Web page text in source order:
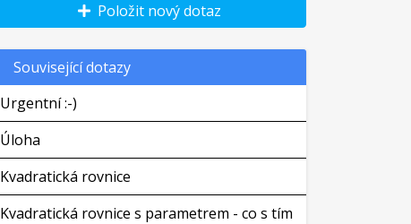
Položit nový dotaz
Související dotazy
Urgentní :-)
Úloha
Kvadratická rovnice
Kvadratická rovnice s parametrem - co s tím